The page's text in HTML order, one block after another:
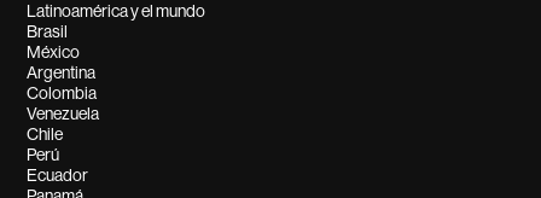
Latinoamérica y el mundo
Brasil
México
Argentina
Colombia
Venezuela
Chile
Perú
Ecuador